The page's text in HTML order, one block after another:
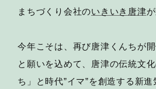
まちづくり会社のいきいき唐津
今年こそは、再び唐津くんちが
と願いを込めて、唐津の伝統文
ち」と時代”イマ”を創造する新